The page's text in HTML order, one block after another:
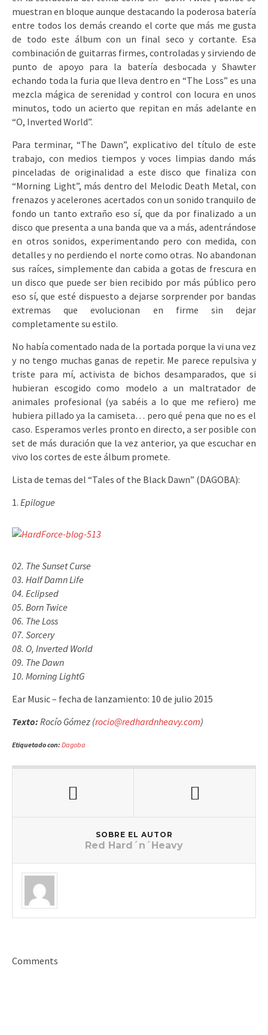
muestran en bloque aunque destacando la poderosa batería
entre todos los demás creando el corte que más me gusta
de todo este álbum con un final seco y cortante. Esa
combinación de guitarras firmes, controladas y sirviendo de
punto de apoyo para la batería desbocada y Shawter
echando toda la furia que lleva dentro en “The Loss” es una
mezcla mágica de serenidad y control con locura en unos
minutos, todo un acierto que repitan en más adelante en
“O, Inverted World”.
Para terminar, “The Dawn”, explicativo del título de este
trabajo, con medios tiempos y voces limpias dando más
pinceladas de originalidad a este disco que finaliza con
“Morning Light”, más dentro del Melodic Death Metal, con
frenazos y acelerones acertados con un sonido tranquilo de
fondo un tanto extraño eso sí, que da por finalizado a un
disco que presenta a una banda que va a más, adentrándose
en otros sonidos, experimentando pero con medida, con
detalles y no perdiendo el norte como otras. No abandonan
sus raíces, simplemente dan cabida a gotas de frescura en
un disco que puede ser bien recibido por más público pero
eso sí, que esté dispuesto a dejarse sorprender por bandas
extremas que evolucionan en firme sin dejar
completamente su estilo.
No había comentado nada de la portada porque la vi una vez
y no tengo muchas ganas de repetir. Me parece repulsiva y
triste para mí, activista de bichos desamparados, que si
hubieran escogido como modelo a un maltratador de
animales profesional (ya sabéis a lo que me refiero) me
hubiera pillado ya la camiseta… pero qué pena que no es el
caso. Esperamos verles pronto en directo, a ser posible con
set de más duración que la vez anterior, ya que escuchar en
vivo los cortes de este álbum promete.
Lista de temas del “Tales of the Black Dawn” (DAGOBA):
Epilogue
02. The Sunset Curse
03. Half Damn Life
04. Eclipsed
05. Born Twice
06. The Loss
07. Sorcery
08. O, Inverted World
09. The Dawn
10. Morning LightG
Ear Music – fecha de lanzamiento: 10 de julio 2015
Texto: Rocío Gómez (rocio@redhardnheavy.com)
Etiquetado con: Dagoba
SOBRE EL AUTOR
Red Hard´n´Heavy
Comments